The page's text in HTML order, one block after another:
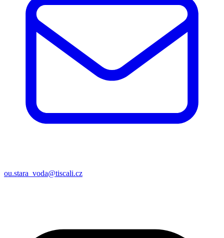
ou.stara_voda@tiscali.cz